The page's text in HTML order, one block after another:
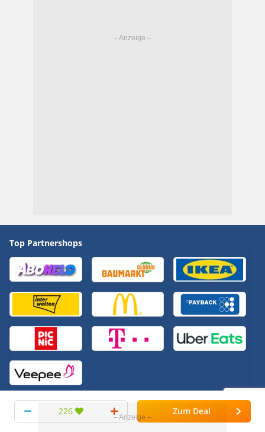
226 Zum Deal
Top Partnershops
Bonus Deals Alle anzeigen